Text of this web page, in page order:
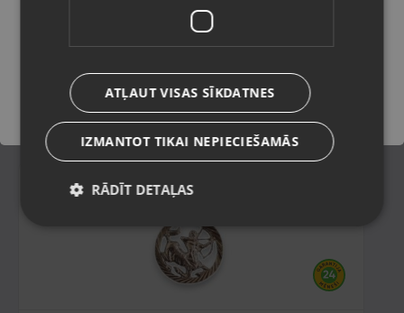
Stāvoklis Restaurēts (Garantija 24 mēneši)
95.00
4.32€/mēn.
Saglabāt
ATĻAUT VISAS SĪKDATNES
IZMANTOT TIKAI NEPIECIEŠAMĀS
RĀDĪT DETAĻAS